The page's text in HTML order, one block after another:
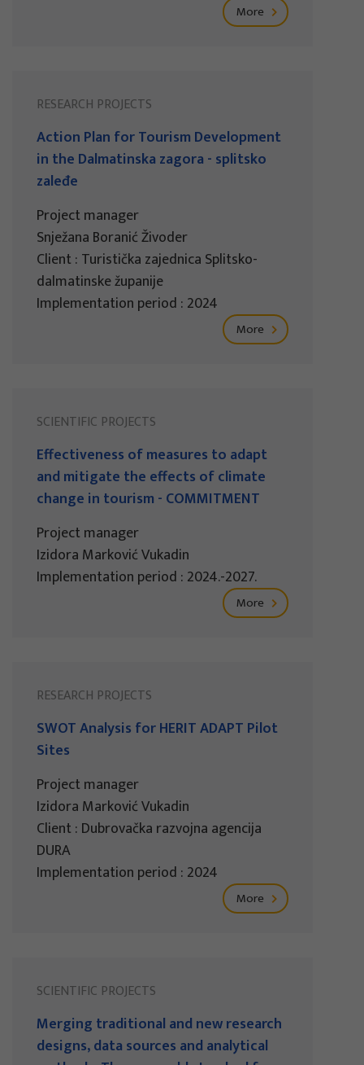
More
RESEARCH PROJECTS
Action Plan for Tourism Development
in the Dalmatinska zagora - splitsko
zaleđe
Project manager
Snježana Boranić Živoder
Client : Turistička zajednica Splitsko-
dalmatinske županije
Implementation period : 2024
More
SCIENTIFIC PROJECTS
Effectiveness of measures to adapt
and mitigate the effects of climate
change in tourism - COMMITMENT
Project manager
Izidora Marković Vukadin
Implementation period : 2024.-2027.
More
RESEARCH PROJECTS
SWOT Analysis for HERIT ADAPT Pilot
Sites
Project manager
Izidora Marković Vukadin
Client : Dubrovačka razvojna agencija
DURA
Implementation period : 2024
More
SCIENTIFIC PROJECTS
Merging traditional and new research
designs, data sources and analytical